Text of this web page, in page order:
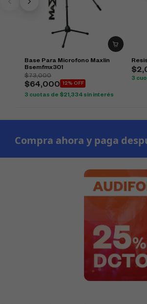
Base Para Microfono Maxlin
Bsemfmx301
$73,000
$64,000 12% OFF
3 cuotas de $21,334sin interés
$
3